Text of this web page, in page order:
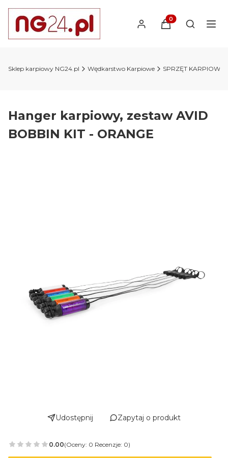
Produkty w
Otwórz
Sklep karpiowy NG24.pl Wędkarstwo Karpiowe SPRZĘT KARPIOWY
Hanger karpiowy, zestaw AVID
BOBBIN KIT - ORANGE
Udostępnij Zapytaj o produkt
0.00(Oceny: 0 Recenzje: 0)